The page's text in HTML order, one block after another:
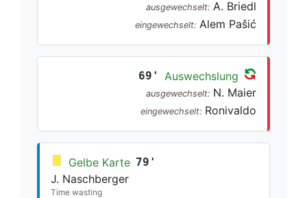
ausgewechselt: A. Briedl
eingewechselt: Alem Pašić
69' Auswechslung
ausgewechselt: N. Maier
eingewechselt: Ronivaldo
Gelbe Karte 79'
J. Naschberger
Time wasting